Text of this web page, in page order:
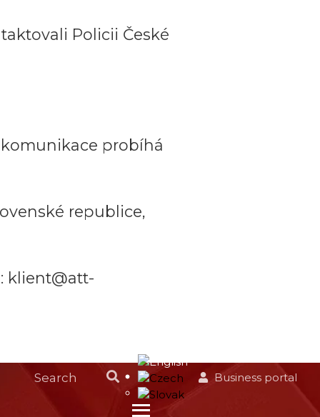
Policii České
probíhá
republice,
klient@att-
Business portal